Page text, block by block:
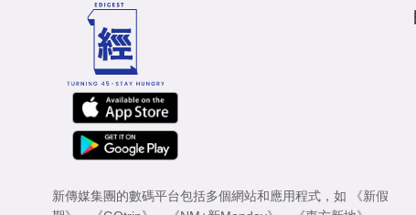
新傳媒集團的數碼平台包括多個網站和應用程式，如
《新假